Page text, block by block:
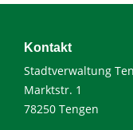
Kontakt
Stadtverwaltung
Marktstr. 1
78250 Tengen